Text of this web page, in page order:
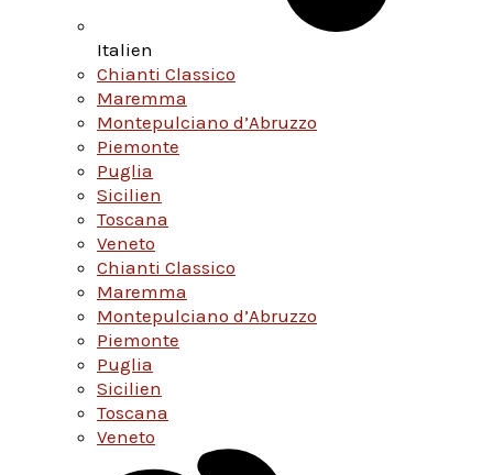
Italien
Chianti Classico
Maremma
Montepulciano d’Abruzzo
Piemonte
Puglia
Sicilien
Toscana
Veneto
Chianti Classico
Maremma
Montepulciano d’Abruzzo
Piemonte
Puglia
Sicilien
Toscana
Veneto